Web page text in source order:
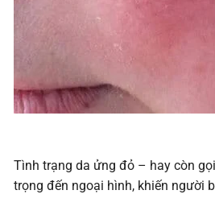
Tình trạng da ửng đỏ – hay còn
trọng đến ngoại hình, khiến người